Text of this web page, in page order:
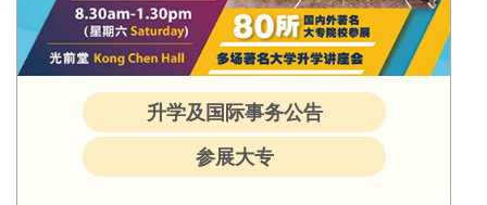
升学及国际事务公告
参展大专